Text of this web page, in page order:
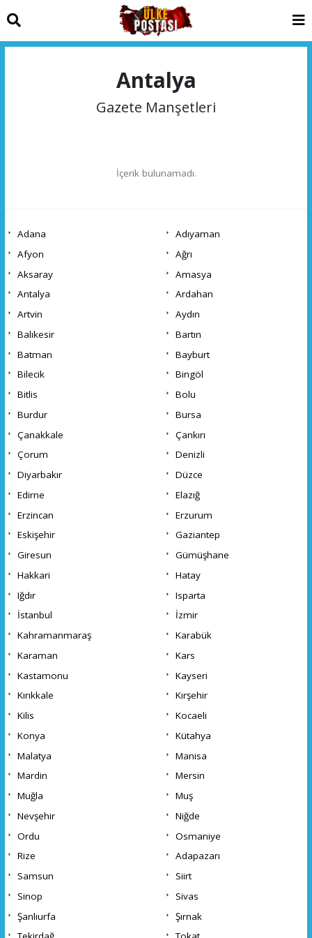
Antalya
Gazete Manşetleri
İçerik bulunamadı.
Adana
Adıyaman
Afyon
Ağrı
Aksaray
Amasya
Antalya
Ardahan
Artvin
Aydın
Balıkesir
Bartın
Batman
Bayburt
Bilecik
Bingöl
Bitlis
Bolu
Burdur
Bursa
Çanakkale
Çankırı
Çorum
Denizli
Diyarbakır
Düzce
Edirne
Elazığ
Erzincan
Erzurum
Eskişehir
Gaziantep
Giresun
Gümüşhane
Hakkari
Hatay
Iğdır
Isparta
İstanbul
İzmir
Kahramanmaraş
Karabük
Karaman
Kars
Kastamonu
Kayseri
Kırıkkale
Kırşehir
Kilis
Kocaeli
Konya
Kütahya
Malatya
Manisa
Mardin
Mersin
Muğla
Muş
Nevşehir
Niğde
Ordu
Osmaniye
Rize
Adapazarı
Samsun
Siirt
Sinop
Sivas
Şanlıurfa
Şırnak